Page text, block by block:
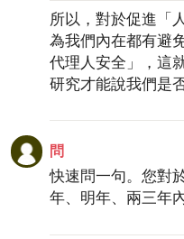
所以，對於促進「
為我們內在都有避
代理人安全」，這
研究才能說我們是
問
快速問一句。您對
年、明年、兩三年